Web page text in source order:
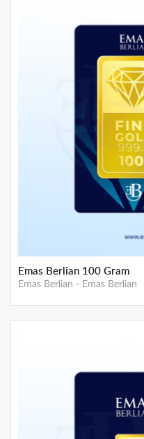
Emas Berlian 100 Gram
Emas Berlian - Emas Berlian